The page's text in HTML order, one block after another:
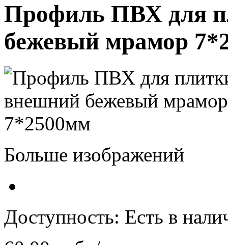
Профиль ПВХ для
бежевый мрамор
Больше изображений
Доступность: Есть в